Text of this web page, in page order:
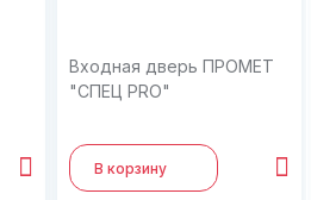
Входная дверь ПРОМЕТ
"СПЕЦ PRO"
В корзину